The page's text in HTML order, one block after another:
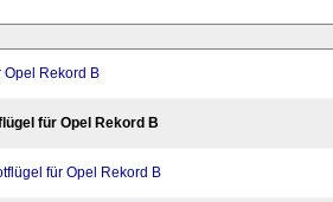
Opel Rekord B
für Opel Rekord B
für Opel Rekord B